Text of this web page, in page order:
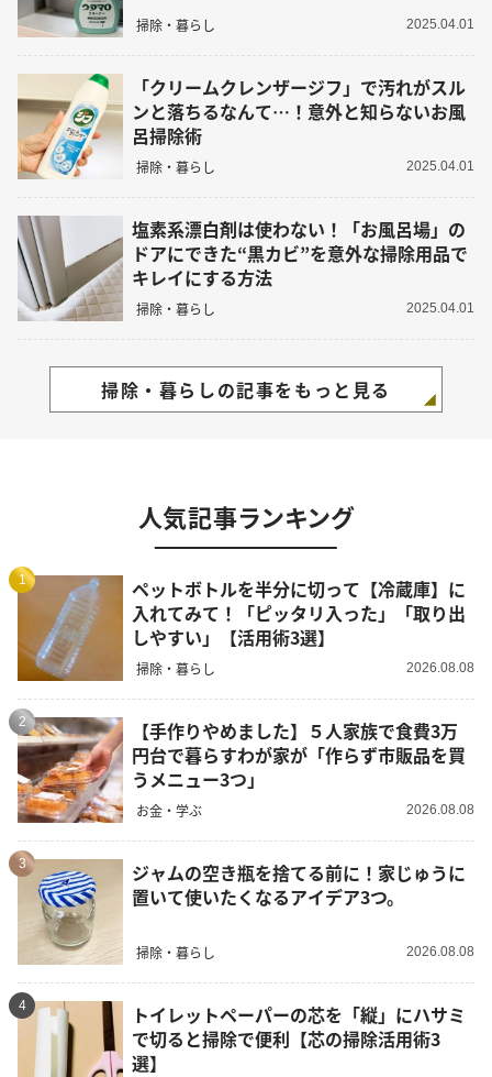
掃除・暮らし 2025.04.01
「クリームクレンザージフ」で汚れがスル
ンと落ちるなんて…！意外と知らないお風
呂掃除術
掃除・暮らし 2025.04.01
塩素系漂白剤は使わない！「お風呂場」の
ドアにできた“黒カビ”を意外な掃除用品で
キレイにする方法
掃除・暮らし 2025.04.01
掃除・暮らしの記事をもっと見る
人気記事ランキング
1
ペットボトルを半分に切って【冷蔵庫】に
入れてみて！「ピッタリ入った」「取り出
しやすい」【活用術3選】
掃除・暮らし 2026.08.08
2
【手作りやめました】５人家族で食費3万
円台で暮らすわが家が「作らず市販品を買
うメニュー3つ」
お金・学ぶ 2026.08.08
3
ジャムの空き瓶を捨てる前に！家じゅうに
置いて使いたくなるアイデア3つ。
掃除・暮らし 2026.08.08
4
トイレットペーパーの芯を「縦」にハサミ
で切ると掃除で便利【芯の掃除活用術3
選】